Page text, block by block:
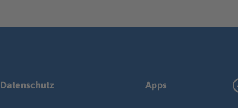
Datenschutz Apps